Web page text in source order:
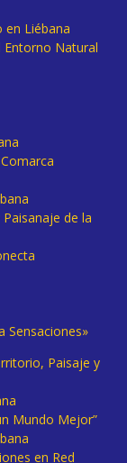
en Liébana
Entorno Natural
de la
Sensaciones»
Paisaje y
Mundo Mejor”
en Red